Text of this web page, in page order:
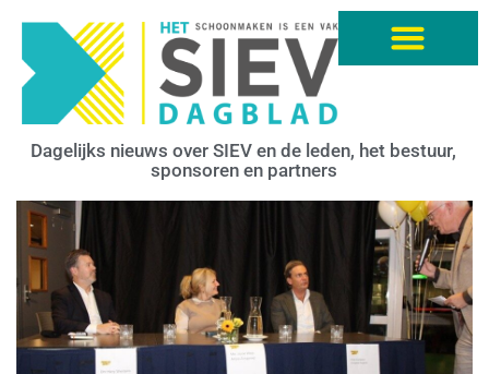
Dagelijks nieuws over SIEV en de leden, het bestuur,
sponsoren en partners